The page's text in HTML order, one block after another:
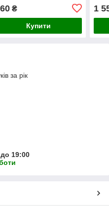
₴
Купити
1
за рік
19:00